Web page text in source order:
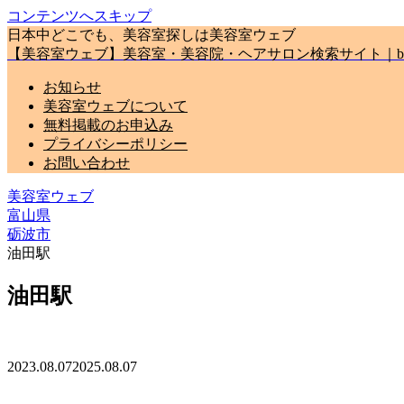
コンテンツへスキップ
日本中どこでも、美容室探しは美容室ウェブ
【美容室ウェブ】美容室・美容院・ヘアサロン検索サイト｜
お知らせ
美容室ウェブについて
無料掲載のお申込み
プライバシーポリシー
お問い合わせ
美容室ウェブ
富山県
砺波市
油田駅
油田駅
2023.08.072025.08.07